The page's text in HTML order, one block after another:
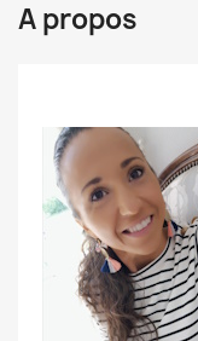
A propos